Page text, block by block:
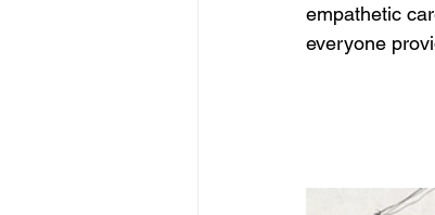
empathetic
everyone